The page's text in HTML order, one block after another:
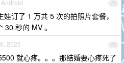
72
订了 1 万共 5 次的拍照片套餐，
秒的 MV 。
73
2025
就心疼。。。那结婚要心疼死了